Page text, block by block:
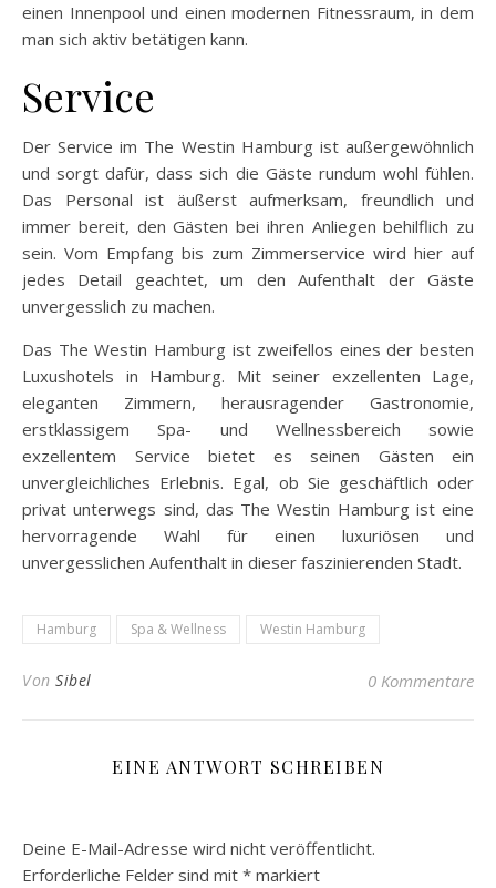
einen Innenpool und einen modernen Fitnessraum, in dem
man sich aktiv betätigen kann.
Service
Der Service im The Westin Hamburg ist außergewöhnlich
und sorgt dafür, dass sich die Gäste rundum wohl fühlen.
Das Personal ist äußerst aufmerksam, freundlich und
immer bereit, den Gästen bei ihren Anliegen behilflich zu
sein. Vom Empfang bis zum Zimmerservice wird hier auf
jedes Detail geachtet, um den Aufenthalt der Gäste
unvergesslich zu machen.
Das The Westin Hamburg ist zweifellos eines der besten
Luxushotels in Hamburg. Mit seiner exzellenten Lage,
eleganten Zimmern, herausragender Gastronomie,
erstklassigem Spa- und Wellnessbereich sowie
exzellentem Service bietet es seinen Gästen ein
unvergleichliches Erlebnis. Egal, ob Sie geschäftlich oder
privat unterwegs sind, das The Westin Hamburg ist eine
hervorragende Wahl für einen luxuriösen und
unvergesslichen Aufenthalt in dieser faszinierenden Stadt.
Hamburg Spa & Wellness Westin Hamburg
Von Sibel 0 Kommentare
EINE ANTWORT SCHREIBEN
Deine E-Mail-Adresse wird nicht veröffentlicht.
Erforderliche Felder sind mit * markiert